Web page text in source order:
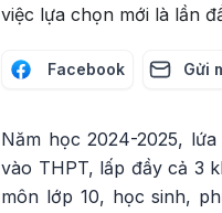
việc lựa chọn mới là lần
Facebook Gửi
Năm học 2024-2025,
vào THPT, lấp đầy cả 3
môn lớp 10, học sinh,